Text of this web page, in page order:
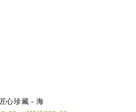
匠心珍藏 - 海